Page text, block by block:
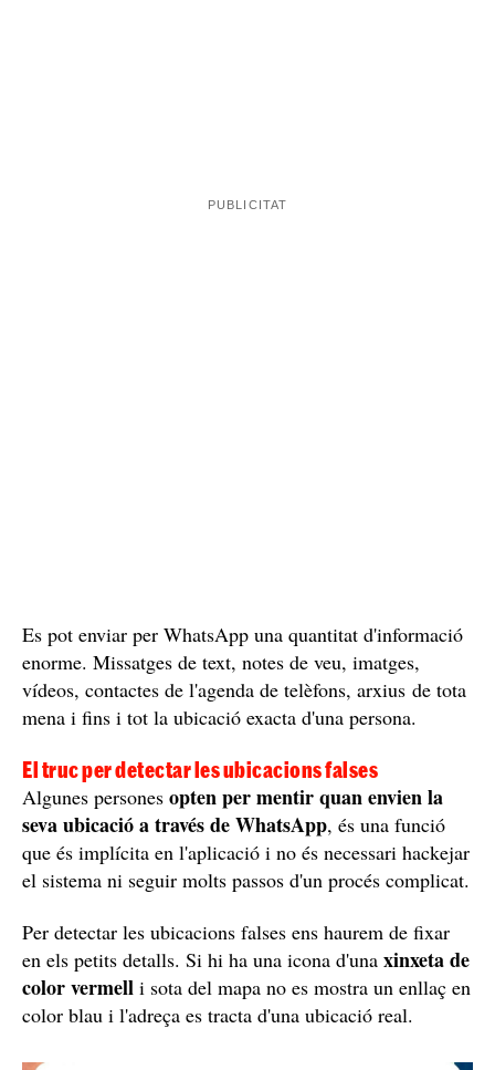
Es pot enviar per WhatsApp una quantitat d'informació
enorme. Missatges de text, notes de veu, imatges,
vídeos, contactes de l'agenda de telèfons, arxius de tota
mena i fins i tot la ubicació exacta d'una persona.
El truc per detectar les ubicacions falses
Algunes persones opten per mentir quan envien la
seva ubicació a través de WhatsApp, és una funció
que és implícita en l'aplicació i no és necessari hackejar
el sistema ni seguir molts passos d'un procés complicat.
Per detectar les ubicacions falses ens haurem de fixar
en els petits detalls. Si hi ha una icona d'una xinxeta de
color vermell i sota del mapa no es mostra un enllaç en
color blau i l'adreça es tracta d'una ubicació real.